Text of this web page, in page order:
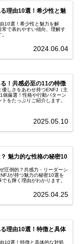
理由10選！希少性と魅
10選！希少性と魅力を解
で表れやすい傾向、理解す
2024.06.04
！共感必至の11の特徴
しさをあわせ持つENFJ（主
個厳選！性格や行動パターン
をたっぷりご紹介します。
2025.05.10
魅力的な性格の秘密10
圧倒的？共感力・リーダーシ
が持つ魅力の秘密10選を
も輝く理由がわかります。
2025.04.25
理由10選！特徴と具体
10選！特徴と具体的な対処